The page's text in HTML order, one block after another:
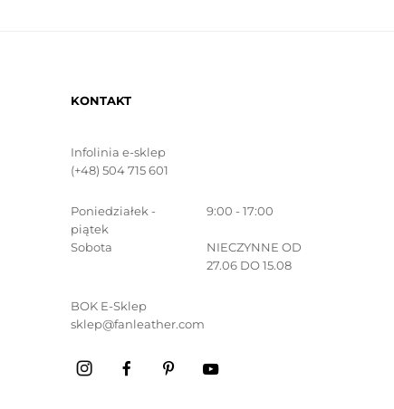
KONTAKT
Infolinia e-sklep
(+48) 504 715 601
Poniedziałek -
piątek
9:00 - 17:00
Sobota
NIECZYNNE OD
27.06 DO 15.08
BOK E-Sklep
sklep@fanleather.com